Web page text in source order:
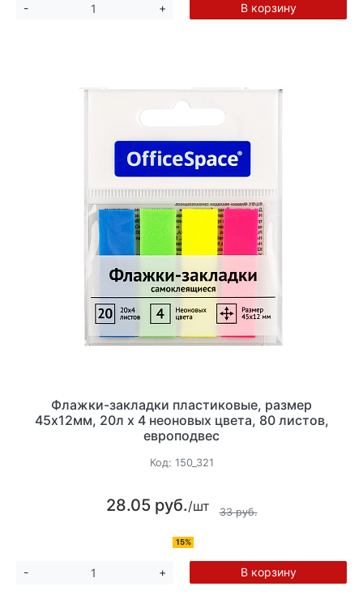
- + В корзину
Флажки-закладки пластиковые, размер
45х12мм, 20л х 4 неоновых цвета, 80 листов,
европодвес
Код: 150_321
28.05 руб./шт 33 руб.
15%
- + В корзину